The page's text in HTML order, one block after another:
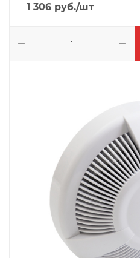
1 306 руб./шт